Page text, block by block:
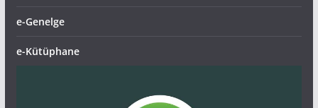
e-Genelge
e-Kütüphane